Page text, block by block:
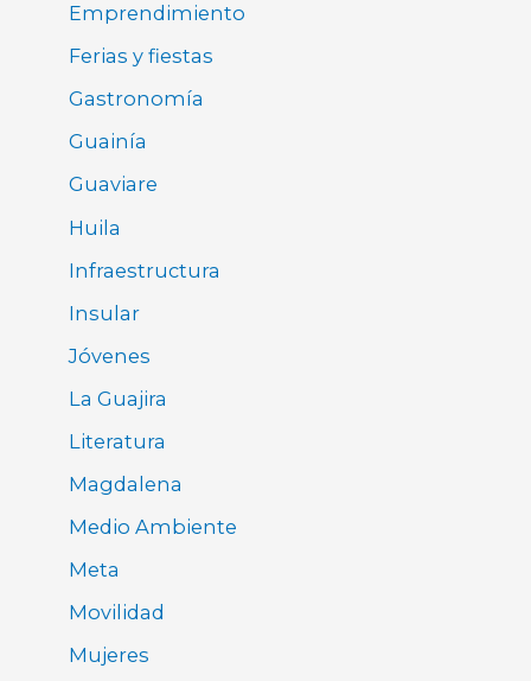
Emprendimiento
Ferias y fiestas
Gastronomía
Guainía
Guaviare
Huila
Infraestructura
Insular
Jóvenes
La Guajira
Literatura
Magdalena
Medio Ambiente
Meta
Movilidad
Mujeres